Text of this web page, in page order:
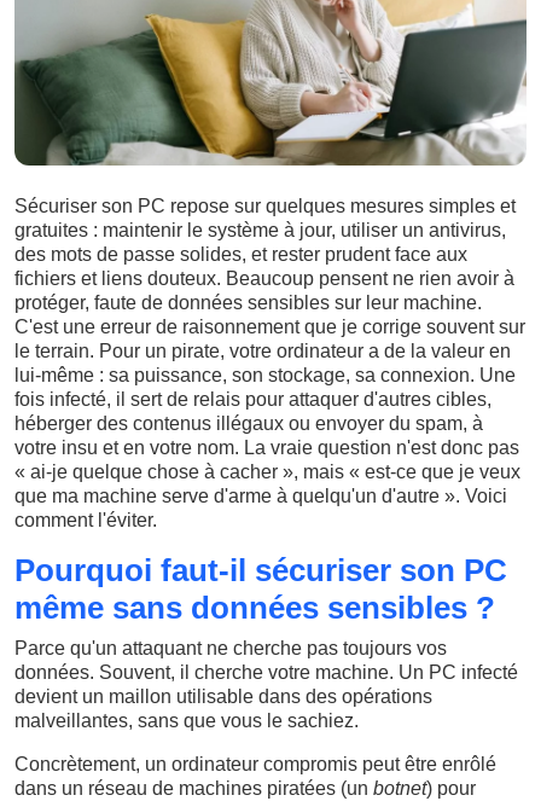
Sécuriser son PC repose sur quelques mesures simples et
gratuites : maintenir le système à jour, utiliser un antivirus,
des mots de passe solides, et rester prudent face aux
fichiers et liens douteux. Beaucoup pensent ne rien avoir à
protéger, faute de données sensibles sur leur machine.
C'est une erreur de raisonnement que je corrige souvent sur
le terrain. Pour un pirate, votre ordinateur a de la valeur en
lui-même : sa puissance, son stockage, sa connexion. Une
fois infecté, il sert de relais pour attaquer d'autres cibles,
héberger des contenus illégaux ou envoyer du spam, à
votre insu et en votre nom. La vraie question n'est donc pas
« ai-je quelque chose à cacher », mais « est-ce que je veux
que ma machine serve d'arme à quelqu'un d'autre ». Voici
comment l'éviter.
Pourquoi faut-il sécuriser son PC
même sans données sensibles ?
Parce qu'un attaquant ne cherche pas toujours vos
données. Souvent, il cherche votre machine. Un PC infecté
devient un maillon utilisable dans des opérations
malveillantes, sans que vous le sachiez.
Concrètement, un ordinateur compromis peut être enrôlé
dans un réseau de machines piratées (un botnet) pour